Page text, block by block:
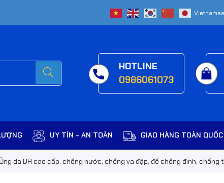
HOTLINE
0986061073
UY TÍN - AN TOÀN GIAO HÀNG TOÀN QUỐC
Ủng da DH cao cấp, chống nước, chống va đập, đế chống đinh,